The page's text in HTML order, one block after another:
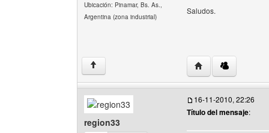
Ubicación: Pinamar, Bs. As.,
Argentina (zona industrial)
Saludos.
↑ Visitar sitio web
region33
16-11-2010, 22:26
Título del mensaje: